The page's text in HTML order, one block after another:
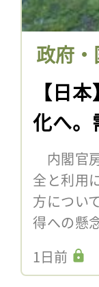
政府
【日
化へ。
内閣官
全と利用
方につい
得への懸
1日前